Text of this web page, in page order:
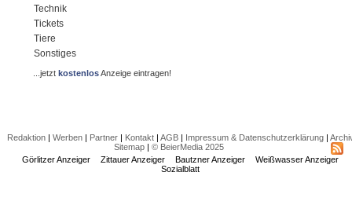
Technik
Tickets
Tiere
Sonstiges
...jetztkostenlosAnzeige eintragen!
Redaktion| Werben| Partner| Kontakt| AGB| Impressum & Datenschutzerklärung|
Sitemap| © BeierMedia 2025
Görlitzer Anzeiger
Zittauer Anzeiger Bautzner Anzeiger
Weißwasser Anzeiger
Sozialblatt